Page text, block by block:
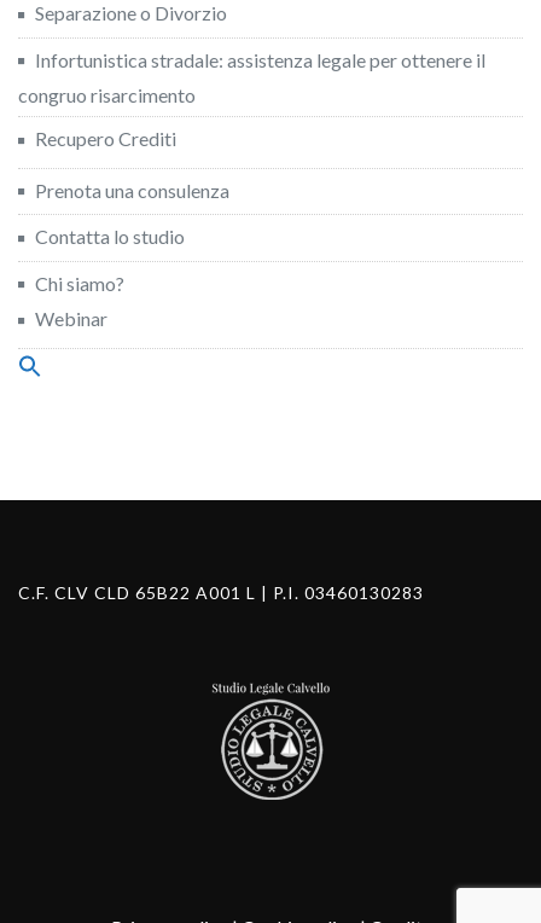
Separazione o Divorzio
Infortunistica stradale: assistenza legale per ottenere il
congruo risarcimento
Recupero Crediti
Prenota una consulenza
Contatta lo studio
Chi siamo?
Webinar
Search
C.F. CLV CLD 65B22 A001 L | P.I. 03460130283